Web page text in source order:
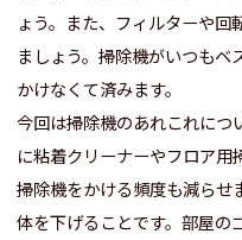
ょう。また、フィルターや
ましょう。掃除機がいつもベ
かけなくて済みます。
今回は掃除機のあれこれにつ
に粘着クリーナーやフロア用
掃除機をかける頻度も減らせ
体を下げることです。部屋の